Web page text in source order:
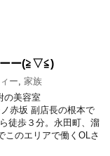
ーー(≧▽≦)
ー 家族
の美容室
赤坂 副店長の根本で
徒歩３分。永田町、溜
このエリアで働くOLさ